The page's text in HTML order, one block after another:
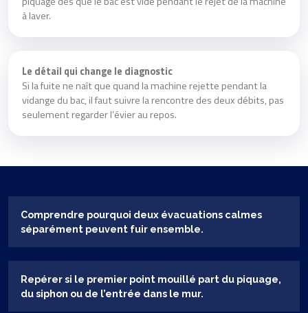
à laver.
Le détail qui change le diagnostic
Si la fuite ne naît que quand la machine rejette pendant la
vidange du bac, il faut suivre la rencontre des deux débits, pas
seulement regarder l’évier au repos.
Comprendre pourquoi deux évacuations calmes
séparément peuvent fuir ensemble.
Repérer si le premier point mouillé part du piquage,
du siphon ou de l’entrée dans le mur.